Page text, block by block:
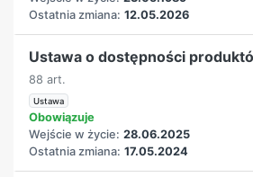
Ostatnia zmiana: 12.05.2026
Ustawa o dostępności
88 art.
Ustawa
Obowiązuje
Wejście w życie: 28.06.2025
Ostatnia zmiana: 17.05.2024